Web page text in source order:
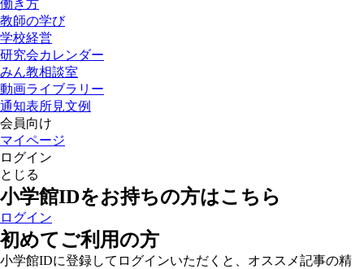
働き方
教師の学び
学校経営
研究会カレンダー
みん教相談室
動画ライブラリー
通知表所見文例
会員向け
マイページ
ログイン
とじる
小学館IDをお持ちの方はこちら
ログイン
初めてご利用の方
小学館IDに登録してログインいただくと、オススメ記事の精